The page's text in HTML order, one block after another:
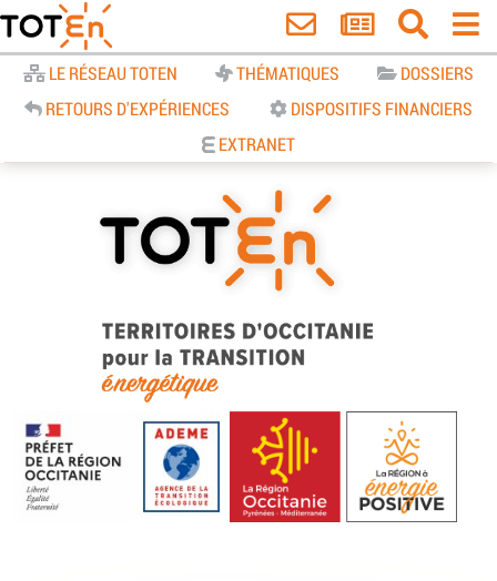
LE RÉSEAU TOTEN THÉMATIQUES
DOSSIERS
RETOURS D'EXPÉRIENCES
DISPOSITIFS FINANCIERS
EXTRANET
TOTEn Occitanie | Territoires
d’Occitanie pour la Transition
Energétique